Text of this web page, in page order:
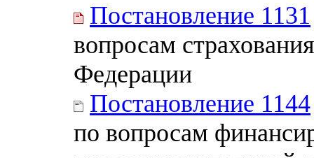
Постановление 1131
вопросам
Федерации
Постановление 1144
по вопросам